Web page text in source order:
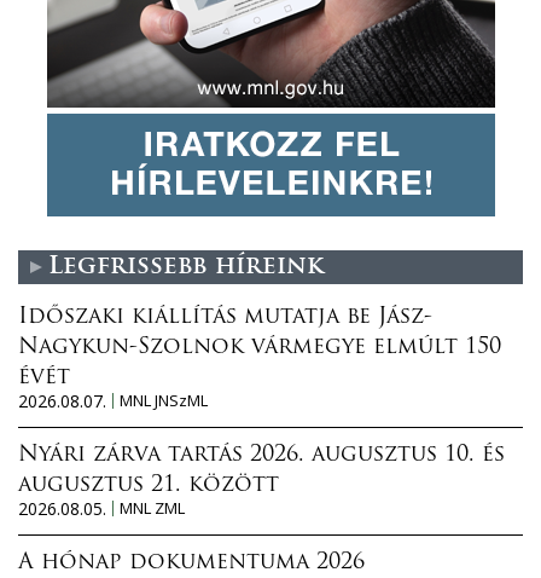
Legfrissebb híreink
Időszaki kiállítás mutatja be Jász-
Nagykun-Szolnok vármegye elmúlt 150
évét
2026.08.07.
MNL JNSzML
Nyári zárva tartás 2026. augusztus 10. és
augusztus 21. között
2026.08.05.
MNL ZML
A hónap dokumentuma 2026